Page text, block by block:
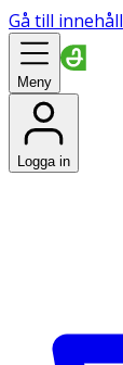
Gå till innehåll
Meny
Logga in